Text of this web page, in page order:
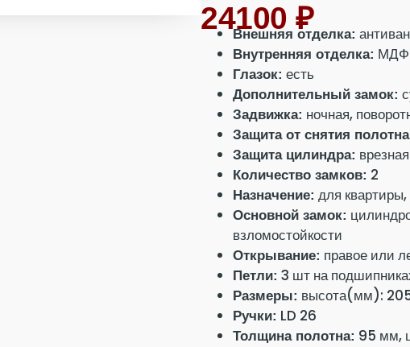
24100 ₽
Внешняя отделка:
Внутренняя отделка: МДФ
Глазок: есть
Дополнительный замок:
Задвижка: ночная,
Защита от снятия
Защита цилиндра:
Количество замков: 2
Назначение: для
Основной замок:
взломостойкости
Открывание: правое или
Петли: 3 шт на
Размеры: высота(мм):
Ручки: LD 26
Толщина полотна: 95 мм,